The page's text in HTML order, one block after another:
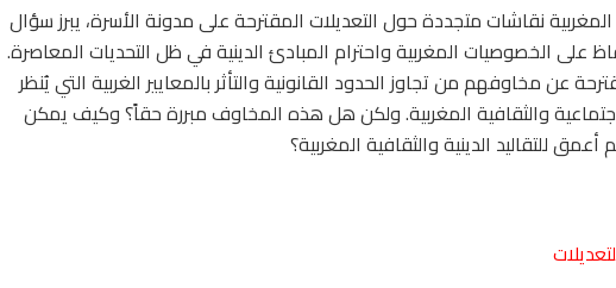
نقاشات متجددة حول التعديلات المقترحة على مدونة الأسرة، يبرز سؤال
على الخصوصيات المغربية واحترام المبادئ الدينية في ظل التحديات المعاصرة.
عن مخاوفهم من تجاوز الحدود القانونية والتأثر بالمعايير الغربية التي يُنظر
والثقافية المغربية. ولكن هل هذه المخاوف مبررة حقاً؟ وكيف يمكن
للتقاليد الدينية والثقافية المغربية؟